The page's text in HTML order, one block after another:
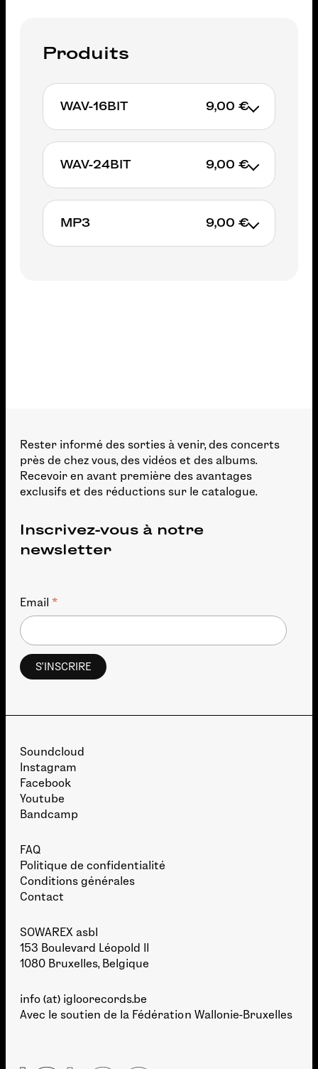
Produits
WAV-16BIT 9,00 €
AJOUTER AU PANIER
WAV-24BIT 9,00 €
AJOUTER AU PANIER
MP3 9,00 €
Rester informé des sorties à venir, des concerts
près de chez vous, des vidéos et des albums.
Recevoir en avant première des avantages
exclusifs et des réductions sur le catalogue.
Inscrivez-vous à notre
newsletter
Email *
Soundcloud
Instagram
Facebook
Youtube
Bandcamp
FAQ
Politique de confidentialité
Conditions générales
Contact
SOWAREX asbl
153 Boulevard Léopold II
1080 Bruxelles, Belgique
info (at) igloorecords.be
Avec le soutien de la Fédération Wallonie-Bruxelles